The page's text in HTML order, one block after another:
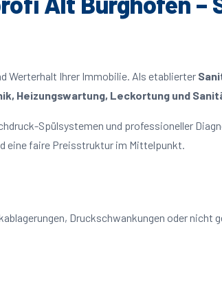
Werterhalt Ihrer Immobilie. Als etablierter
Heizungswartung, Leckortung und
Spülsystemen und professioneller
eine faire Preisstruktur im Mittelpunkt.
Druckschwankungen oder nicht